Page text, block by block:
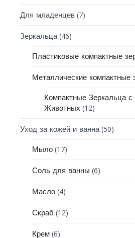
Для младенцев (7)
Зеркальца (46)
Пластиковые компактные
Металлические компактные
Компактные Зеркальца
Животных (12)
Уход за кожей и ванна (50)
Мыло (17)
Соль для ванны (6)
Масло (4)
Скраб (12)
Крем (6)